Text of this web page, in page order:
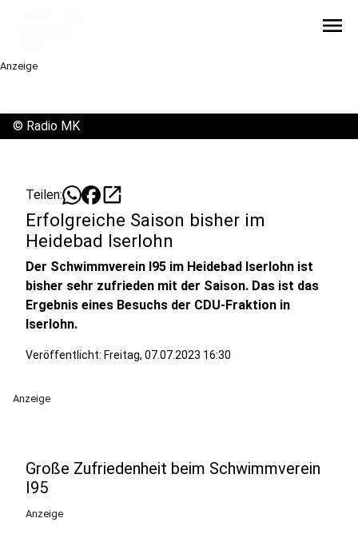
menu
Anzeige
© Radio MK
Teilen: open_in_new
Erfolgreiche Saison bisher im
Heidebad Iserlohn
Der Schwimmverein I95 im Heidebad Iserlohn ist
bisher sehr zufrieden mit der Saison. Das ist das
Ergebnis eines Besuchs der CDU-Fraktion in
Iserlohn.
Veröffentlicht: Freitag, 07.07.2023 16:30
Anzeige
Große Zufriedenheit beim Schwimmverein
I95
Anzeige